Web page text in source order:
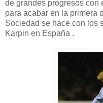
de grandes progresos con
para acabar en la primera
Sociedad se hace con los
Karpin en España .